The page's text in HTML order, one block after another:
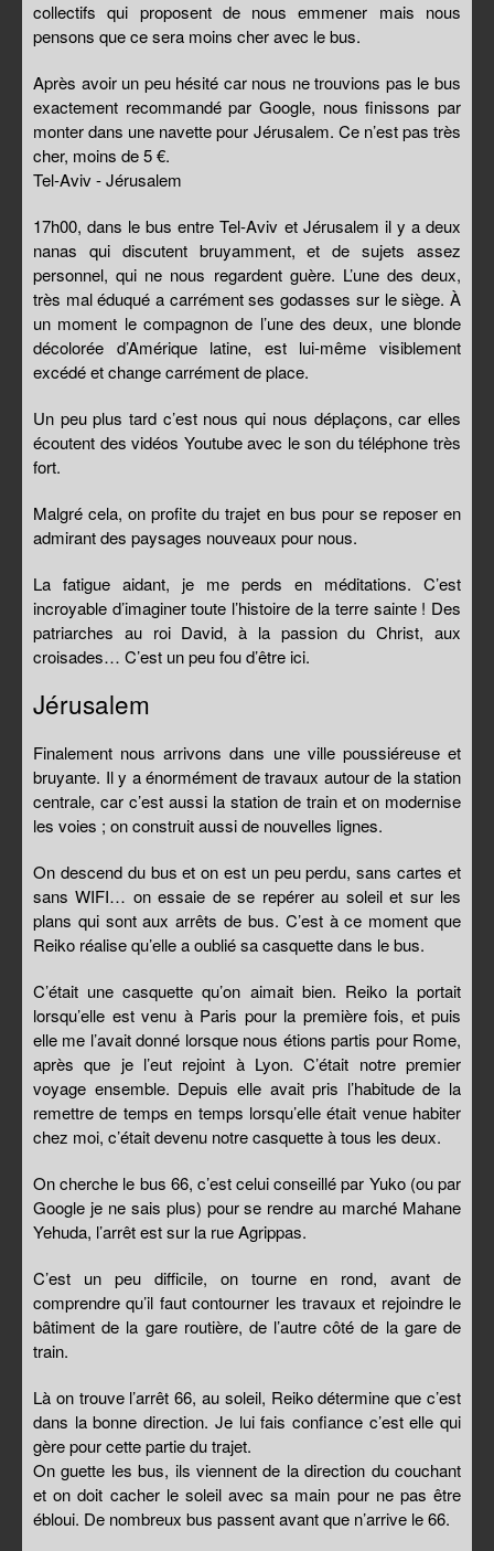
collectifs qui proposent de nous emmener mais nous
pensons que ce sera moins cher avec le bus.
Après avoir un peu hésité car nous ne trouvions pas le bus
exactement recommandé par Google, nous finissons par
monter dans une navette pour Jérusalem. Ce n’est pas très
cher, moins de 5 €.
Tel-Aviv - Jérusalem
17h00, dans le bus entre Tel-Aviv et Jérusalem il y a deux
nanas qui discutent bruyamment, et de sujets assez
personnel, qui ne nous regardent guère. L’une des deux,
très mal éduqué a carrément ses godasses sur le siège. À
un moment le compagnon de l’une des deux, une blonde
décolorée d’Amérique latine, est lui-même visiblement
excédé et change carrément de place.
Un peu plus tard c’est nous qui nous déplaçons, car elles
écoutent des vidéos Youtube avec le son du téléphone très
fort.
Malgré cela, on profite du trajet en bus pour se reposer en
admirant des paysages nouveaux pour nous.
La fatigue aidant, je me perds en méditations. C’est
incroyable d’imaginer toute l’histoire de la terre sainte ! Des
patriarches au roi David, à la passion du Christ, aux
croisades… C’est un peu fou d’être ici.
Jérusalem
Finalement nous arrivons dans une ville poussiéreuse et
bruyante. Il y a énormément de travaux autour de la station
centrale, car c’est aussi la station de train et on modernise
les voies ; on construit aussi de nouvelles lignes.
On descend du bus et on est un peu perdu, sans cartes et
sans WIFI… on essaie de se repérer au soleil et sur les
plans qui sont aux arrêts de bus. C’est à ce moment que
Reiko réalise qu’elle a oublié sa casquette dans le bus.
C’était une casquette qu’on aimait bien. Reiko la portait
lorsqu’elle est venu à Paris pour la première fois, et puis
elle me l’avait donné lorsque nous étions partis pour Rome,
après que je l’eut rejoint à Lyon. C’était notre premier
voyage ensemble. Depuis elle avait pris l’habitude de la
remettre de temps en temps lorsqu’elle était venue habiter
chez moi, c’était devenu notre casquette à tous les deux.
On cherche le bus 66, c’est celui conseillé par Yuko (ou par
Google je ne sais plus) pour se rendre au marché Mahane
Yehuda, l’arrêt est sur la rue Agrippas.
C’est un peu difficile, on tourne en rond, avant de
comprendre qu’il faut contourner les travaux et rejoindre le
bâtiment de la gare routière, de l’autre côté de la gare de
train.
Là on trouve l’arrêt 66, au soleil, Reiko détermine que c’est
dans la bonne direction. Je lui fais confiance c’est elle qui
gère pour cette partie du trajet.
On guette les bus, ils viennent de la direction du couchant
et on doit cacher le soleil avec sa main pour ne pas être
ébloui. De nombreux bus passent avant que n’arrive le 66.